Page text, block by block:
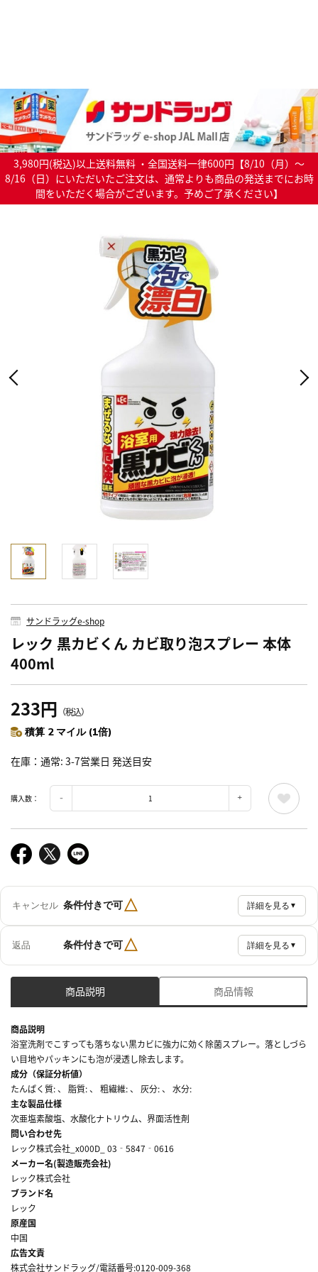
3,980円(税込)以上送料無料 ・全国送料一律600円【8/10（月）～
8/16（日）にいただいたご注文は、通常よりも商品の発送までにお時
間をいただく場合がございます。予めご了承ください】
サンドラッグe-shop
レック 黒カビくん カビ取り泡スプレー 本体
400ml
233円 （税込）
積算 2 マイル (1倍)
在庫 通常: 3-7営業日 発送目安
購入数：
キャンセル 条件付きで可△ 詳細を見る ▼
返品 条件付きで可△ 詳細を見る ▼
商品説明 商品情報
商品説明
浴室洗剤でこすっても落ちない黒カビに強力に効く除菌スプレー。落としづら
い目地やパッキンにも泡が浸透し除去します。
成分（保証分析値）
たんぱく質: 、 脂質: 、 粗繊維: 、 灰分: 、 水分:
主な製品仕様
次亜塩素酸塩、水酸化ナトリウム、界面活性剤
問い合わせ先
レック株式会社_x000D_ 03‐5847‐0616
メーカー名(製造販売会社)
レック株式会社
ブランド名
レック
原産国
中国
広告文責
株式会社サンドラッグ/電話番号:0120-009-368